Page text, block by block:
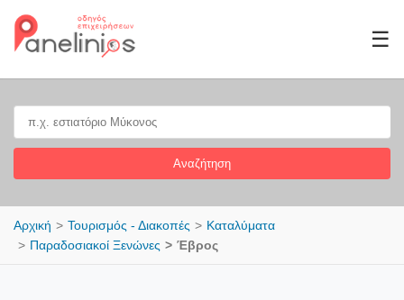
☰
Αναζήτηση
Αρχική Τουρισμός - Διακοπές
Καταλύματα
Παραδοσιακοί Ξενώνες
Έβρος